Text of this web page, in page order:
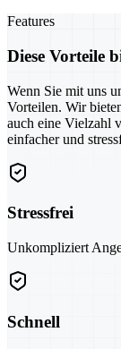
Features
Diese Vorteile
Wenn Sie mit uns
Vorteilen. Wir
auch eine Vielzahl
einfacher und
Stressfrei
Unkompliziert
Schnell